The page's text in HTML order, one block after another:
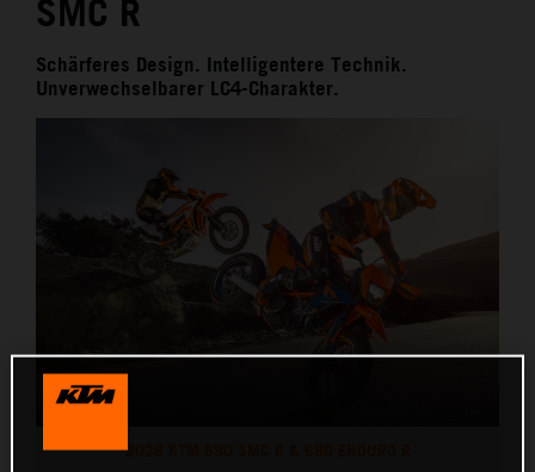
SMC R
Schärferes Design. Intelligentere Technik.
Unverwechselbarer LC4-Charakter.
2026 KTM 690 SMC R & 690 ENDURO R